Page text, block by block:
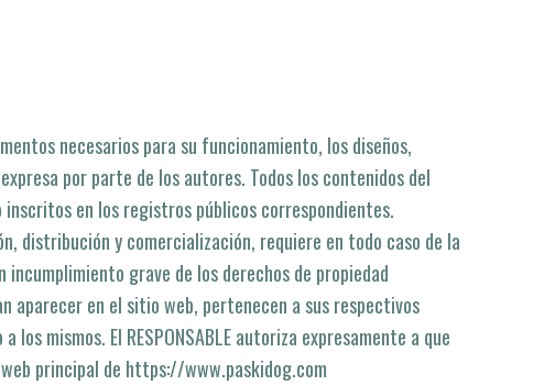
necesarios para su funcionamiento, los diseños,
por parte de los autores. Todos los contenidos del
en los registros públicos correspondientes.
distribución y comercialización, requiere en todo caso de la
grave de los derechos de propiedad
aparecer en el sitio web, pertenecen a sus respectivos
mismos. El RESPONSABLE autoriza expresamente a que
principal de https://www.paskidog.com